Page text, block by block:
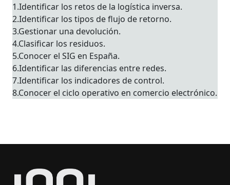
1.Identificar los retos de la logística inversa.
2.Identificar los tipos de flujo de retorno.
3.Gestionar una devolución.
4.Clasificar los residuos.
5.Conocer el SIG en España.
6.Identificar las diferencias entre redes.
7.Identificar los indicadores de control.
8.Conocer el ciclo operativo en comercio electrónico.